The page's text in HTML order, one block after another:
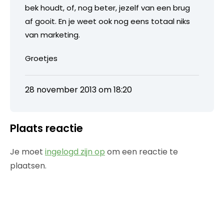
bek houdt, of, nog beter, jezelf van een brug
af gooit. En je weet ook nog eens totaal niks
van marketing.
Groetjes
28 november 2013 om 18:20
Plaats reactie
Je moet ingelogd zijn op om een reactie te
plaatsen.